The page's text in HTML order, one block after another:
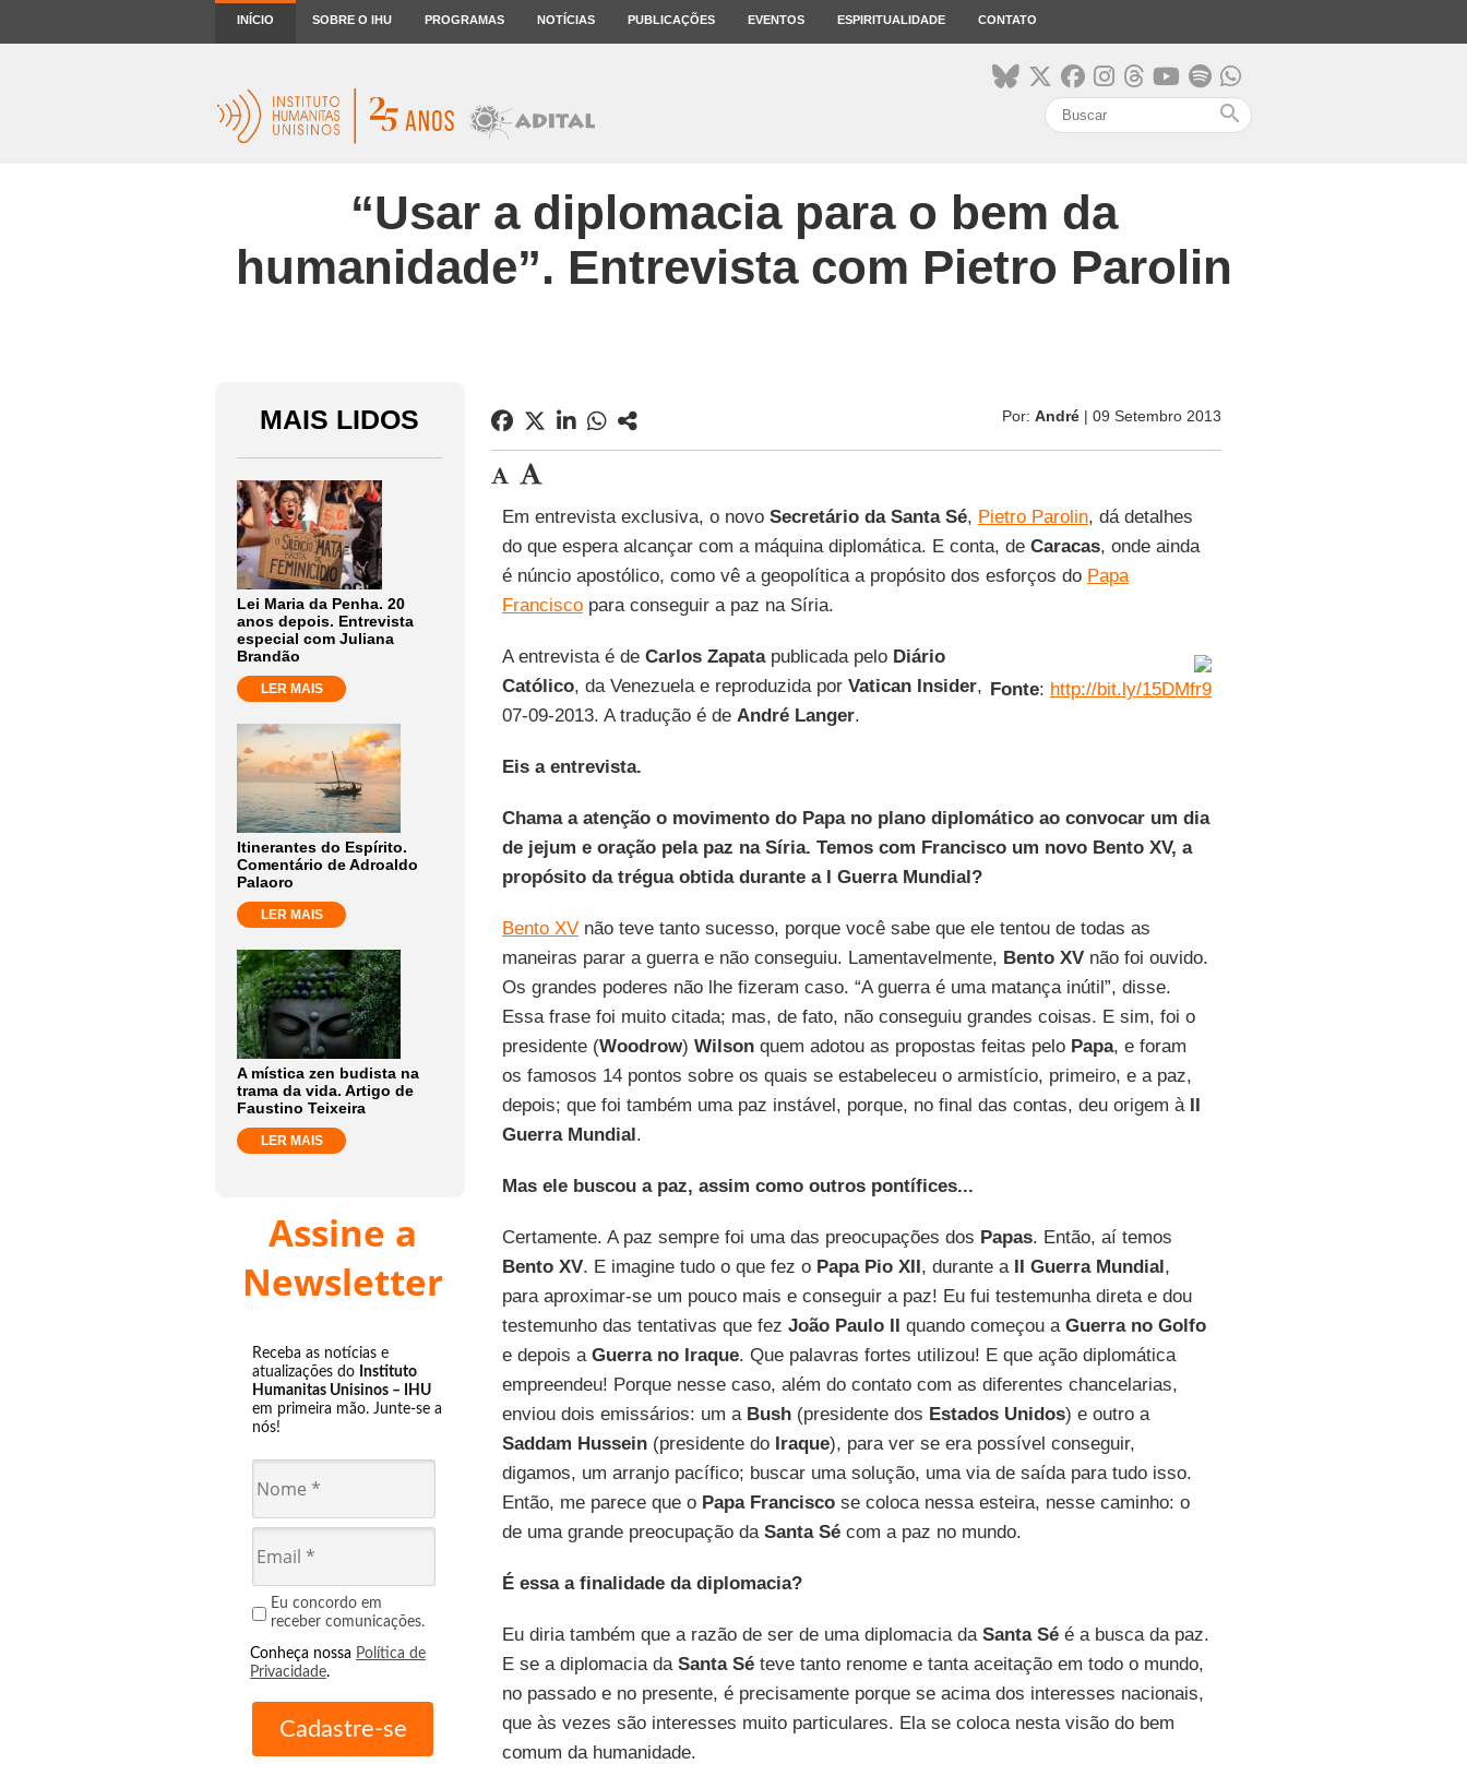
INÍCIO SOBRE O IHU PROGRAMAS NOTÍCIAS PUBLICAÇÕES EVENTOS ESPIRITUALIDADE CONTATO
search
“Usar a diplomacia para o bem da
humanidade”. Entrevista com Pietro Parolin
MAIS LIDOS
Lei Maria da Penha. 20
anos depois. Entrevista
especial com Juliana
Brandão
LER MAIS
Itinerantes do Espírito.
Comentário de Adroaldo
Palaoro
LER MAIS
A mística zen budista na
trama da vida. Artigo de
Faustino Teixeira
LER MAIS
Assine a
Newsletter
Receba as notícias e
atualizações do Instituto
Humanitas Unisinos – IHU
em primeira mão. Junte-se a
nós!
Eu concordo em
receber comunicações.
Conheça nossa Política de
Privacidade.
Por: André| 09 Setembro 2013
Em entrevista exclusiva, o novo Secretário da Santa Sé, Pietro Parolin, dá detalhes
do que espera alcançar com a máquina diplomática. E conta, de Caracas, onde ainda
é núncio apostólico, como vê a geopolítica a propósito dos esforços do Papa
Franciscopara conseguir a paz na Síria.
Fonte: http://bit.ly/15DMfr9
A entrevista é de Carlos Zapata publicada pelo Diário
Católico, da Venezuela e reproduzida por Vatican Insider,
07-09-2013. A tradução é de André Langer.
Eis a entrevista.
Chama a atenção o movimento do Papa no plano diplomático ao convocar um dia
de jejum e oração pela paz na Síria. Temos com Francisco um novo Bento XV, a
propósito da trégua obtida durante a I Guerra Mundial?
Bento XVnão teve tanto sucesso, porque você sabe que ele tentou de todas as
maneiras parar a guerra e não conseguiu. Lamentavelmente, Bento XVnão foi ouvido.
Os grandes poderes não lhe fizeram caso. “A guerra é uma matança inútil”, disse.
Essa frase foi muito citada; mas, de fato, não conseguiu grandes coisas. E sim, foi o
presidente (Woodrow) Wilsonquem adotou as propostas feitas pelo Papa, e foram
os famosos 14 pontos sobre os quais se estabeleceu o armistício, primeiro, e a paz,
depois; que foi também uma paz instável, porque, no final das contas, deu origem à II
Guerra Mundial.
Mas ele buscou a paz, assim como outros pontífices...
Certamente. A paz sempre foi uma das preocupações dos Papas. Então, aí temos
Bento XV. E imagine tudo o que fez o Papa Pio XII, durante a II Guerra Mundial,
para aproximar-se um pouco mais e conseguir a paz! Eu fui testemunha direta e dou
testemunho das tentativas que fez João Paulo II quando começou a Guerra no Golfo
e depois a Guerra no Iraque. Que palavras fortes utilizou! E que ação diplomática
empreendeu! Porque nesse caso, além do contato com as diferentes chancelarias,
enviou dois emissários: um a Bush(presidente dos Estados Unidos) e outro a
Saddam Hussein(presidente do Iraque), para ver se era possível conseguir,
digamos, um arranjo pacífico; buscar uma solução, uma via de saída para tudo isso.
Então, me parece que o Papa Franciscose coloca nessa esteira, nesse caminho: o
de uma grande preocupação da Santa Sécom a paz no mundo.
É essa a finalidade da diplomacia?
Eu diria também que a razão de ser de uma diplomacia da Santa Séé a busca da paz.
E se a diplomacia da Santa Séteve tanto renome e tanta aceitação em todo o mundo,
no passado e no presente, é precisamente porque se acima dos interesses nacionais,
que às vezes são interesses muito particulares. Ela se coloca nesta visão do bem
comum da humanidade.